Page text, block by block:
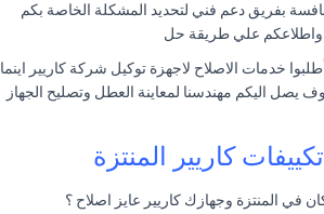
بفريق دعم فني لتحديد المشكلة الخاصة بكم
واطلاعكم علي طريقة حل
خدمات الاصلاح لاجهزة توكيل شركة كاريير اينما
اليكم مهندسنا لمعاينة العطل وتصليح الجهاز
كاريير المنتزة
في المنتزة وجهازك كاريير عايز اصلاح ؟